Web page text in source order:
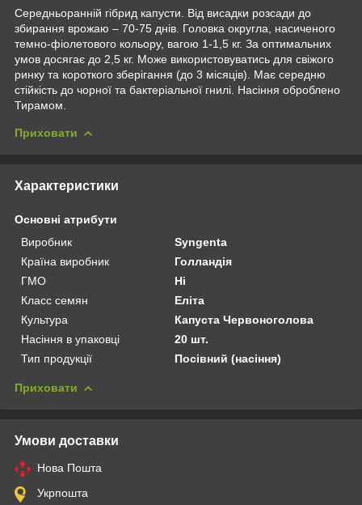
Середньоранній гібрид капусти. Від висадки розсади до
збирання врожаю – 70-75 днів. Головка округла, насиченого
темно-фіолетового кольору, вагою 1-1,5 кг. За оптимальних
умов досягає до 2,5 кг. Може використовуватись для свіжого
ринку та короткого зберігання (до 3 місяців). Має середню
стійкість до чорної та бактеріальної гнилі. Насіння оброблено
Тирамом.
Приховати
Характеристики
Основні атрибути
Виробник
Syngenta
Країна виробник
Голландія
ГМО
Ні
Класс семян
Еліта
Культура
Капуста Червоноголова
Насіння в упаковці
20 шт.
Тип продукції
Посівний (насіння)
Приховати
Умови доставки
Нова Пошта
Укрпошта